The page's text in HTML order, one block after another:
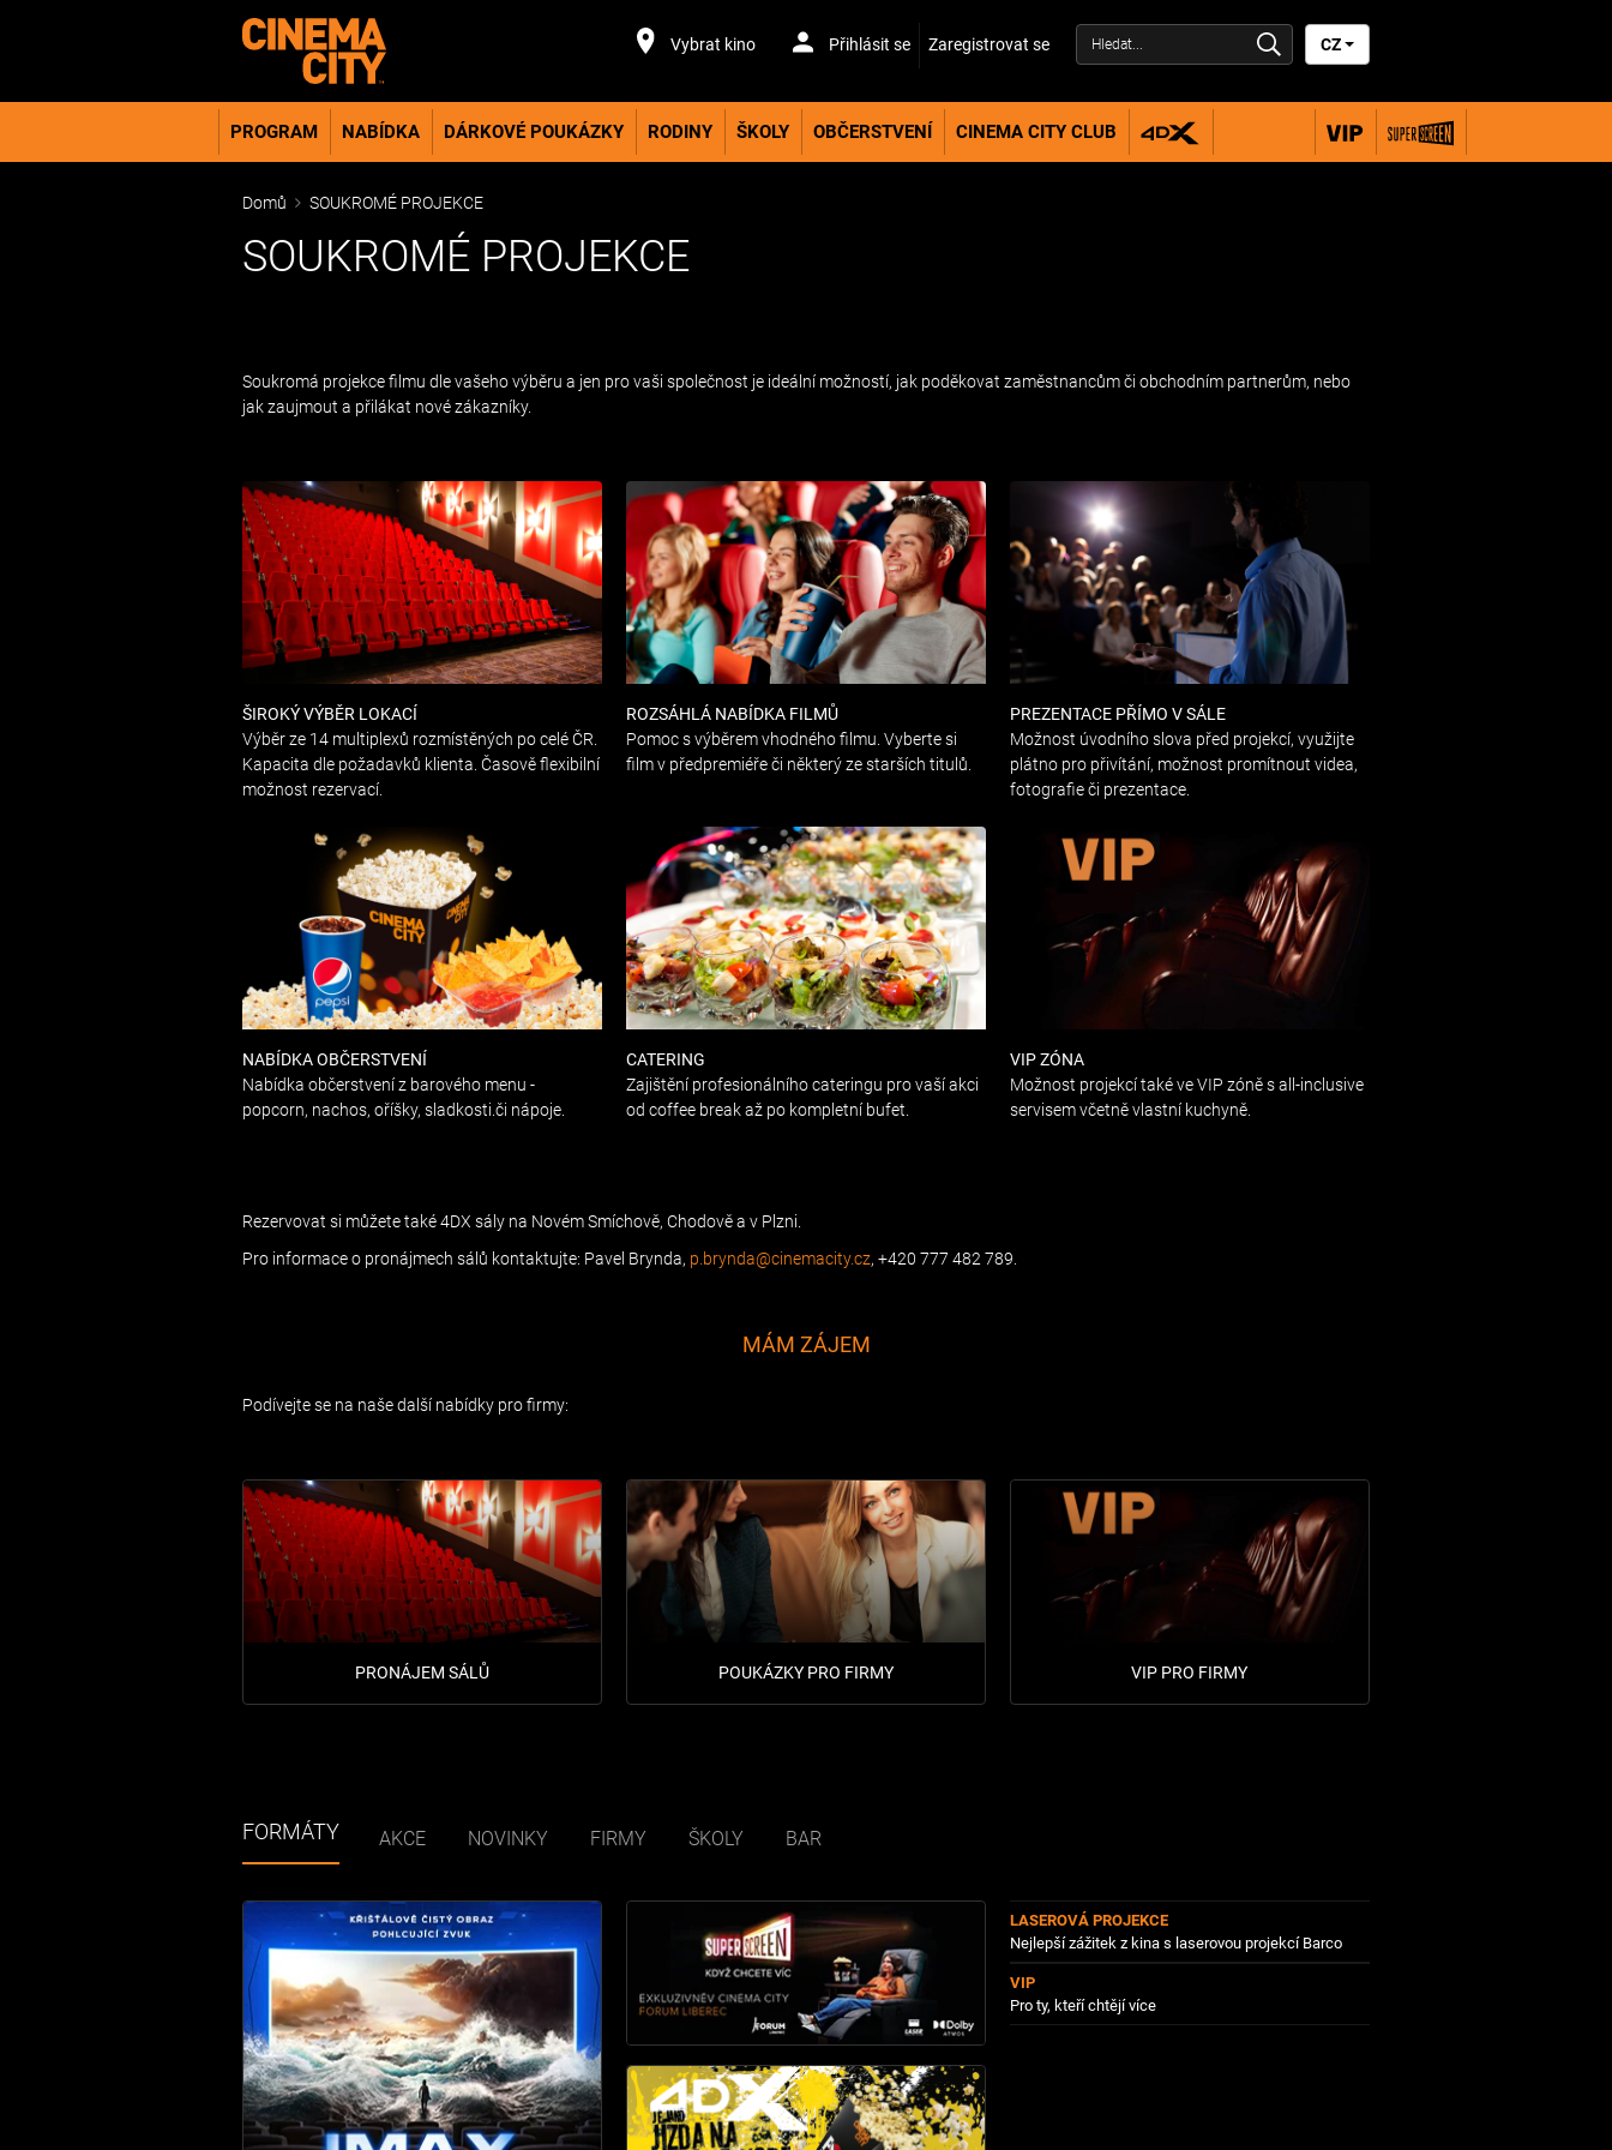
Vybrat kino Přihlásit se Zaregistrovat se CZ
PROGRAM NABÍDKA DÁRKOVÉ POUKÁZKY RODINY ŠKOLY OBČERSTVENÍ CINEMA CITY CLUB
Domů SOUKROMÉ PROJEKCE
SOUKROMÉ PROJEKCE
Soukromá projekce filmu dle vašeho výběru a jen pro vaši společnost je ideální možností, jak poděkovat zaměstnancům či obchodním partnerům, nebo
jak zaujmout a přilákat nové zákazníky.
ŠIROKÝ VÝBĚR LOKACÍ
Výběr ze 14 multiplexů rozmístěných po celé ČR.
Kapacita dle požadavků klienta. Časově flexibilní
možnost rezervací.
ROZSÁHLÁ NABÍDKA FILMŮ
Pomoc s výběrem vhodného filmu. Vyberte si
film v předpremiéře či některý ze starších titulů.
PREZENTACE PŘÍMO V SÁLE
Možnost úvodního slova před projekcí, využijte
plátno pro přivítání, možnost promítnout videa,
fotografie či prezentace.
NABÍDKA OBČERSTVENÍ
Nabídka občerstvení z barového menu -
popcorn, nachos, oříšky, sladkosti.či nápoje.
CATERING
Zajištění profesionálního cateringu pro vaší akci
od coffee break až po kompletní bufet.
VIP ZÓNA
Možnost projekcí také ve VIP zóně s all-inclusive
servisem včetně vlastní kuchyně.
Rezervovat si můžete také 4DX sály na Novém Smíchově, Chodově a v Plzni.
Pro informace o pronájmech sálů kontaktujte: Pavel Brynda, p.brynda@cinemacity.cz, +420 777 482 789.
MÁM ZÁJEM
Podívejte se na naše další nabídky pro firmy:
PRONÁJEM SÁLŮ POUKÁZKY PRO FIRMY VIP PRO FIRMY
FORMÁTY AKCE NOVINKY FIRMY ŠKOLY BAR
LASEROVÁ PROJEKCE
Nejlepší zážitek z kina s laserovou projekcí Barco
VIP
Pro ty, kteří chtějí více